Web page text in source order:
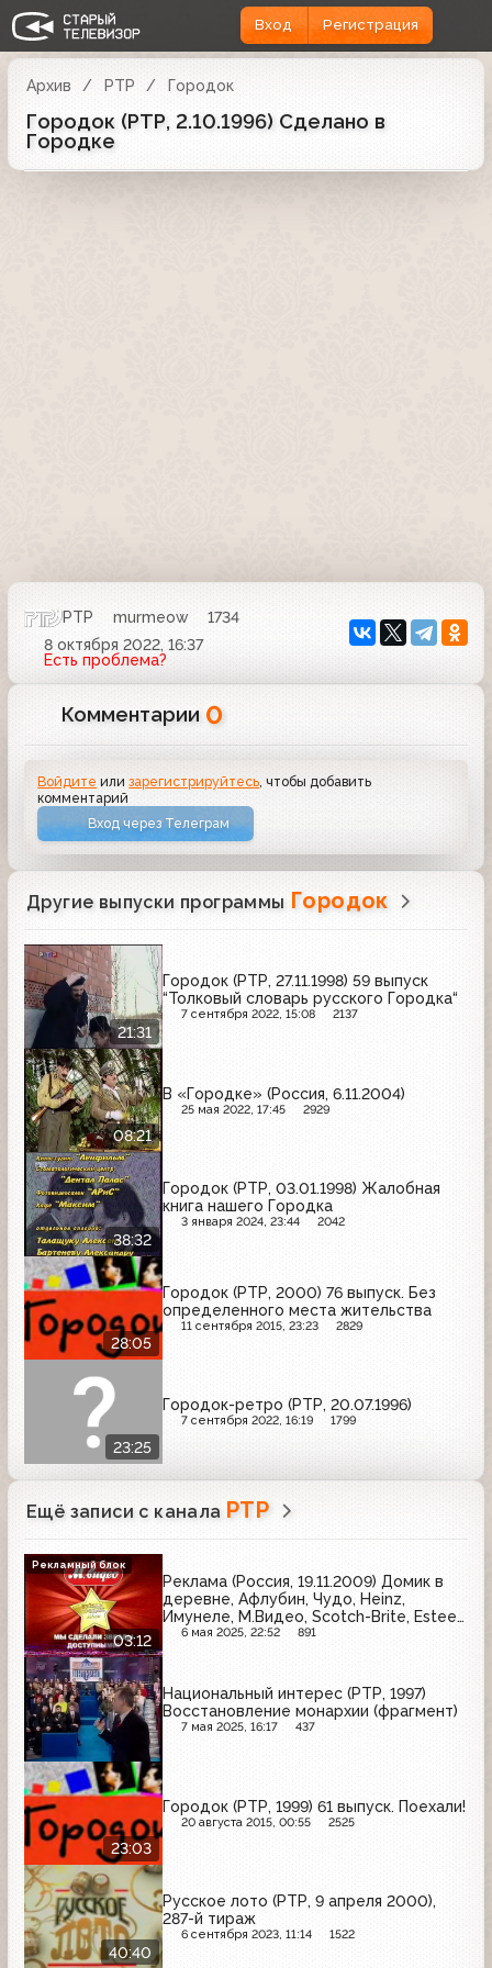
Вход Регистрация
Архив РТР Городок
Городок (РТР, 2.10.1996) Сделано в
Городке
РТР murmeow
1734
8 октября 2022, 16:37
Есть проблема?
Комментарии 0
Войдите илизарегистрируйтесь , чтобы добавить
комментарий
Вход через Телеграм
Другие выпуски программы Городок
21:31
Городок (РТР, 27.11.1998) 59 выпуск
“Толковый словарь русского Городка“
7 сентября 2022, 15:08 2137
08:21
В «Городке» (Россия, 6.11.2004)
25 мая 2022, 17:45 2929
38:32
Городок (РТР, 03.01.1998) Жалобная
книга нашего Городка
3 января 2024, 23:44 2042
28:05
Городок (РТР, 2000) 76 выпуск. Без
определенного места жительства
11 сентября 2015, 23:23 2829
23:25
Городок-ретро (РТР, 20.07.1996)
7 сентября 2022, 16:19 1799
Ещё записи с канала РТР
03:12
Реклама (Россия, 19.11.2009) Домик в
деревне, Афлубин, Чудо, Heinz,
Имунеле, М.Видео, Scotch-Brite, Estee
Lauder, Газпромнефть
6 мая 2025, 22:52 891
Рекламный блок
Национальный интерес (РТР, 1997)
Восстановление монархии (фрагмент)
7 мая 2025, 16:17 437
23:03
Городок (РТР, 1999) 61 выпуск. Поехали!
20 августа 2015, 00:55 2525
40:40
Русское лото (РТР, 9 апреля 2000),
287-й тираж
6 сентября 2023, 11:14 1522